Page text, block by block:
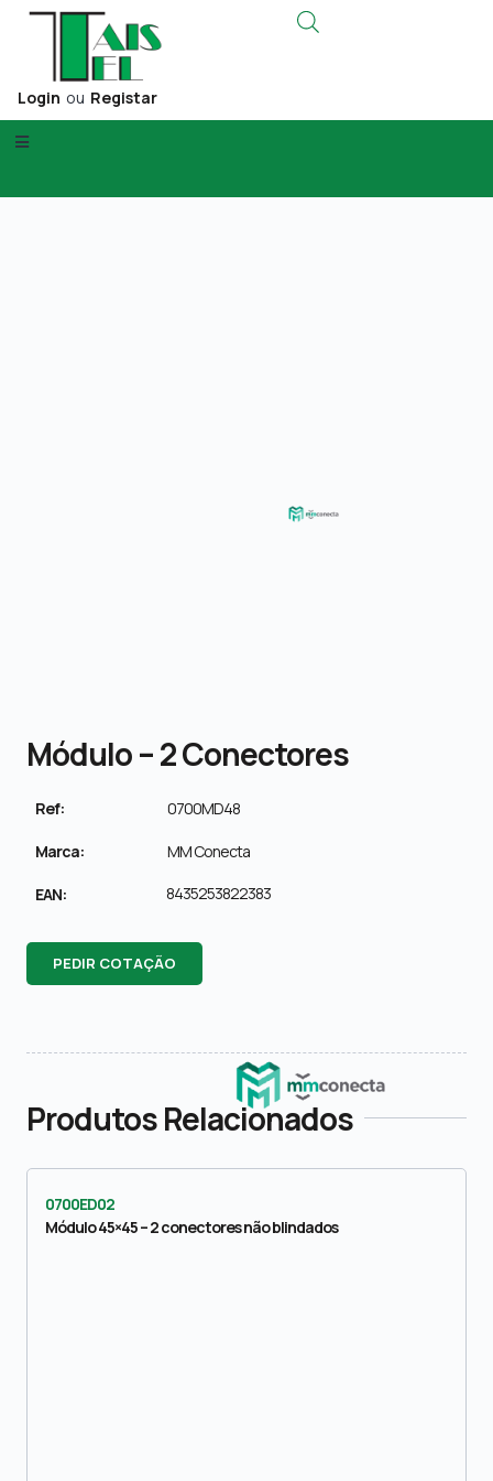
Login ou Registar
Módulo – 2 Conectores
Ref: 0700MD48
Marca: MM Conecta
EAN: 8435253822383
PEDIR COTAÇÃO
Produtos Relacionados
0700ED02
Módulo 45×45 – 2 conectores não blindados